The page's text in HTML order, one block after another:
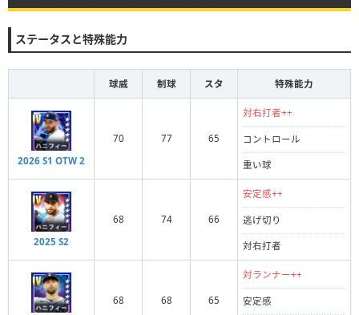
ステータスと特殊能力
球威 制球 スタ 特殊能力
2026 S1 OTW 2
70 77 65
対右打者++
コントロール
重い球
2025 S2
68 74 66
安定感++
逃げ切り
対右打者
68 68 65
対ランナー++
安定感